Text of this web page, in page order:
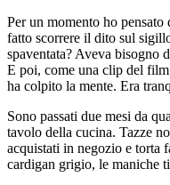
Per un momento ho
fatto scorrere il dito sul
spaventata? Aveva bisogno
E poi, come una clip del
ha colpito la mente. Era
Sono passati due mesi da
tavolo della cucina. Tazze
acquistati in negozio e torta
cardigan grigio, le maniche